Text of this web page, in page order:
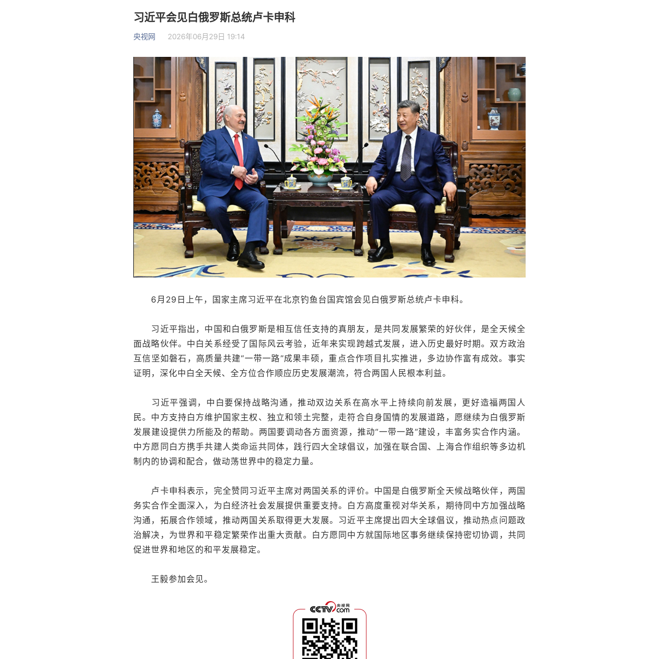
习近平会见白俄罗斯总统卢卡申科
央视网 2026年06月29日 19:14
6月29日上午，国家主席习近平在北京钓鱼台国宾馆会见白俄罗斯总统卢卡申科。
习近平指出，中国和白俄罗斯是相互信任支持的真朋友，是共同发展繁荣的好伙伴，是全天候全
面战略伙伴。中白关系经受了国际风云考验，近年来实现跨越式发展，进入历史最好时期。双方政治
互信坚如磐石，高质量共建“一带一路”成果丰硕，重点合作项目扎实推进，多边协作富有成效。事实
证明，深化中白全天候、全方位合作顺应历史发展潮流，符合两国人民根本利益。
习近平强调，中白要保持战略沟通，推动双边关系在高水平上持续向前发展，更好造福两国人
民。中方支持白方维护国家主权、独立和领土完整，走符合自身国情的发展道路，愿继续为白俄罗斯
发展建设提供力所能及的帮助。两国要调动各方面资源，推动“一带一路”建设，丰富务实合作内涵。
中方愿同白方携手共建人类命运共同体，践行四大全球倡议，加强在联合国、上海合作组织等多边机
制内的协调和配合，做动荡世界中的稳定力量。
卢卡申科表示，完全赞同习近平主席对两国关系的评价。中国是白俄罗斯全天候战略伙伴，两国
务实合作全面深入，为白经济社会发展提供重要支持。白方高度重视对华关系，期待同中方加强战略
沟通，拓展合作领域，推动两国关系取得更大发展。习近平主席提出四大全球倡议，推动热点问题政
治解决，为世界和平稳定繁荣作出重大贡献。白方愿同中方就国际地区事务继续保持密切协调，共同
促进世界和地区的和平发展稳定。
王毅参加会见。